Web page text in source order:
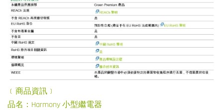
﹝商品資訊﹞
品名：Harmony 小型繼電器